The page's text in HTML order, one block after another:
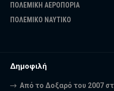
ΠΟΛΕΜΙΚΗ ΑΕΡΟΠΟΡΙΑ
ΠΟΛΕΜΙΚΟ ΝΑΥΤΙΚΟ
Δημοφιλή
Από το Δοξαρό του 2007